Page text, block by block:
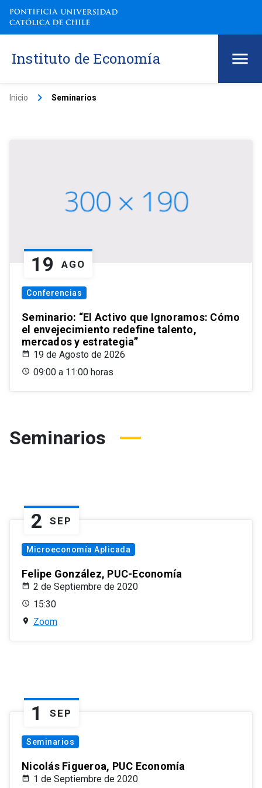
Instituto de Economía
Inicio keyboard_arrow_right Seminarios
19 AGO
Conferencias
Seminario: “El Activo que Ignoramos: Cómo
el envejecimiento redefine talento,
mercados y estrategia”
19 de Agosto de 2026
09:00 a 11:00 horas
Seminarios
2 SEP
Microeconomía Aplicada
Felipe González, PUC-Economía
2 de Septiembre de 2020
15:30
Zoom
1 SEP
Seminarios
Nicolás Figueroa, PUC Economía
1 de Septiembre de 2020